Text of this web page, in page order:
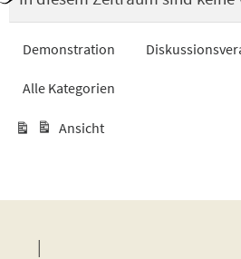
Veranstaltungskategorien
Demonstration
Alle Kategorien
Ansicht
ausdrucken